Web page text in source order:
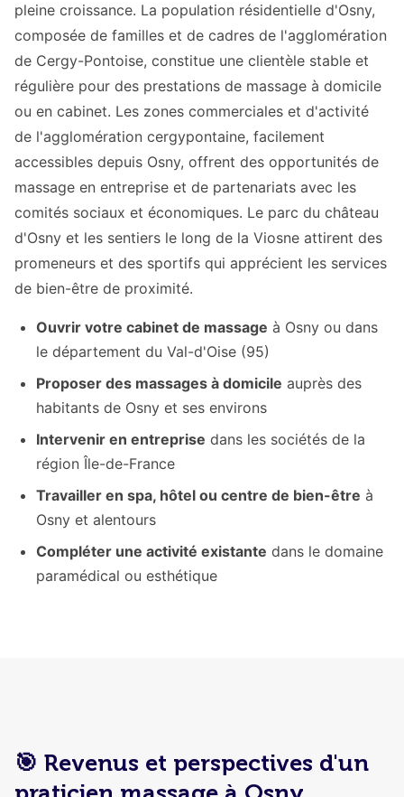
pleine croissance. La population résidentielle d'Osny,
composée de familles et de cadres de l'agglomération
de Cergy-Pontoise, constitue une clientèle stable et
régulière pour des prestations de massage à domicile
ou en cabinet. Les zones commerciales et d'activité
de l'agglomération cergypontaine, facilement
accessibles depuis Osny, offrent des opportunités de
massage en entreprise et de partenariats avec les
comités sociaux et économiques. Le parc du château
d'Osny et les sentiers le long de la Viosne attirent des
promeneurs et des sportifs qui apprécient les services
de bien-être de proximité.
Ouvrir votre cabinet de massage à Osny ou dans
le département du Val-d'Oise (95)
Proposer des massages à domicile auprès des
habitants de Osny et ses environs
Intervenir en entreprise dans les sociétés de la
région Île-de-France
Travailler en spa, hôtel ou centre de bien-être à
Osny et alentours
Compléter une activité existante dans le domaine
paramédical ou esthétique
🎯 Revenus et perspectives d'un